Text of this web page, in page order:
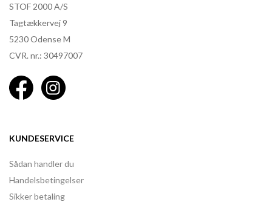
STOF 2000 A/S
Tagtækkervej 9
5230 Odense M
CVR. nr.: 30497007
KUNDESERVICE
Sådan handler du
Handelsbetingelser
Sikker betaling